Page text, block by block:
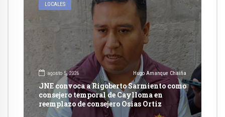
LOCALES
agosto 5, 2026 Hugo Amanque Chaiña
JNE convoca a Rigoberto Sarmiento como
consejero temporal de Caylloma en
reemplazo de consejero Osias Ortiz